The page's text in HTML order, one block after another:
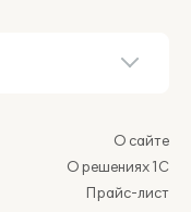
О сайте
О решениях 1С
Прайс-лист